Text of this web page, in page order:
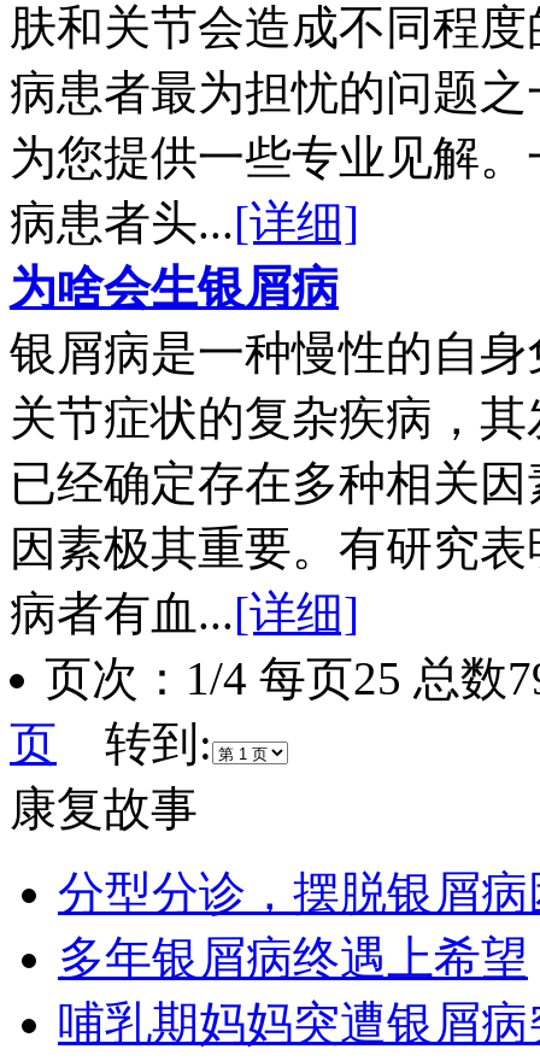
肤和关节会造成不同程
病患者最为担忧的问题
为您提供一些专业见解
病患者头...[详细]
为啥会生银屑病
银屑病是一种慢性的自
关节症状的复杂疾病，
已经确定存在多种相关
因素极其重要。有研究
病者有血...[详细]
页次：1/4 每页25 总
页 转到:
康复故事
分型分诊，摆脱银屑病
多年银屑病终遇上希望
哺乳期妈妈突遭银屑